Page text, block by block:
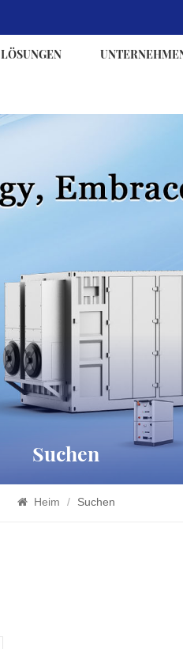
LÖSUNGEN
Suchen
Heim / Suchen